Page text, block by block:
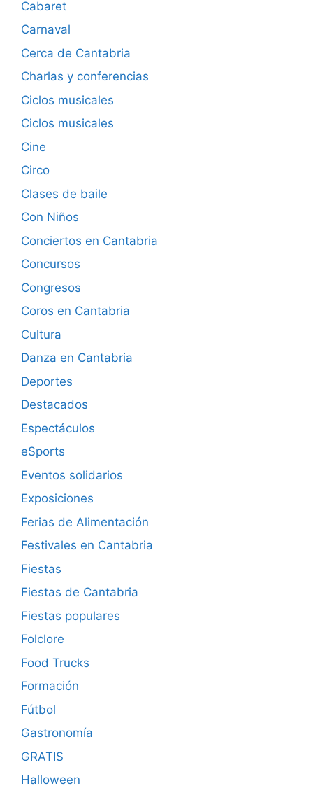
Cabaret
Carnaval
Cerca de Cantabria
Charlas y conferencias
Ciclos musicales
Ciclos musicales
Cine
Circo
Clases de baile
Con Niños
Conciertos en Cantabria
Concursos
Congresos
Coros en Cantabria
Cultura
Danza en Cantabria
Deportes
Destacados
Espectáculos
eSports
Eventos solidarios
Exposiciones
Ferias de Alimentación
Festivales en Cantabria
Fiestas
Fiestas de Cantabria
Fiestas populares
Folclore
Food Trucks
Formación
Fútbol
Gastronomía
GRATIS
Halloween